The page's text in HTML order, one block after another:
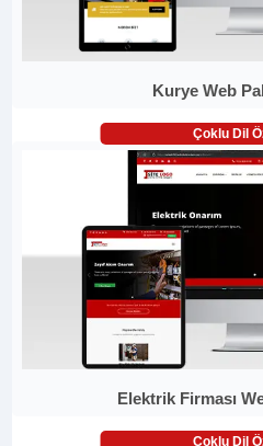
Kurye Web
Çoklu Dil
Elektrik Firması
Çoklu Dil